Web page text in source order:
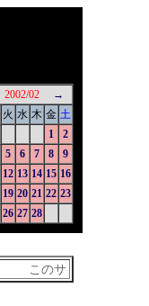
2002/02
→
火 水 木 金 土
1
2
5 6 7 8
9
12 13 14 15 16
19 20 21 22 23
26 27 28